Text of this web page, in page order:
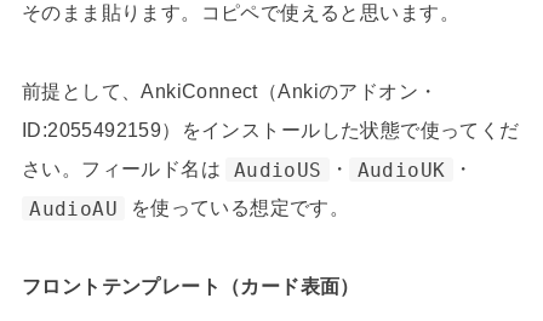
そのまま貼ります。コピペで使えると思います。
前提として、AnkiConnect（Ankiのアドオン・
ID:2055492159）をインストールした状態で使ってくだ
さい。フィールド名は
AudioUS ・ AudioUK ・
AudioAU を使っている想定です。
フロントテンプレート（カード表面）